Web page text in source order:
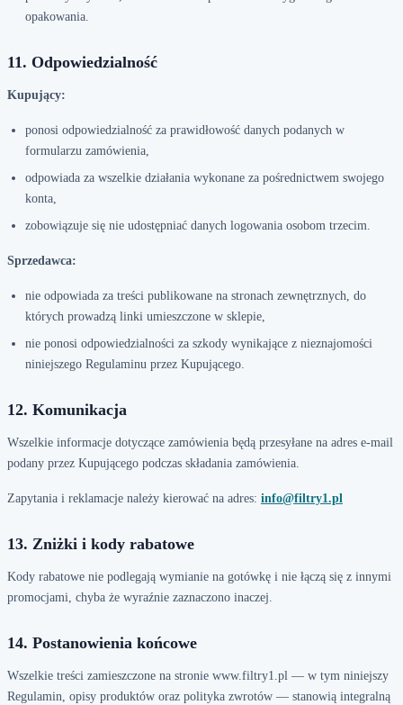
opakowania.
11. Odpowiedzialność
Kupujący:
ponosi odpowiedzialność za prawidłowość danych podanych w
formularzu zamówienia,
odpowiada za wszelkie działania wykonane za pośrednictwem swojego
konta,
zobowiązuje się nie udostępniać danych logowania osobom trzecim.
Sprzedawca:
nie odpowiada za treści publikowane na stronach zewnętrznych, do
których prowadzą linki umieszczone w sklepie,
nie ponosi odpowiedzialności za szkody wynikające z nieznajomości
niniejszego Regulaminu przez Kupującego.
12. Komunikacja
Wszelkie informacje dotyczące zamówienia będą przesyłane na adres e-mail
podany przez Kupującego podczas składania zamówienia.
Zapytania i reklamacje należy kierować na adres: info@filtry1.pl
13. Zniżki i kody rabatowe
Kody rabatowe nie podlegają wymianie na gotówkę i nie łączą się z innymi
promocjami, chyba że wyraźnie zaznaczono inaczej.
14. Postanowienia końcowe
Wszelkie treści zamieszczone na stronie www.filtry1.pl — w tym niniejszy
Regulamin, opisy produktów oraz polityka zwrotów — stanowią integralną